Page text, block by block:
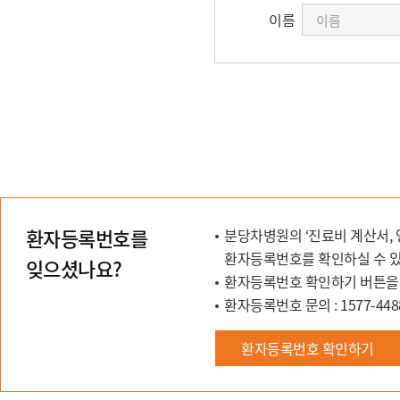
3. 보유 및 이용기간
수집된 개인정보는 현재
이름
환자등록번호를
잊으셨나요?
분당차병원의 ‘진료비 계산서
환자등록번호를 확인하실 수
환자등록번호 확인하기 버튼
환자등록번호 문의 : 1577-
환자등록번호 확인하기